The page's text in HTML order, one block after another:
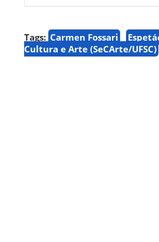
Tags: Carmen Fossari
Cultura e Arte (SeCArte/UFSC)